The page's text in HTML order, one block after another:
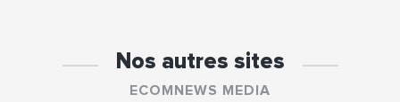
Nos autres sites
ECOMNEWS MEDIA